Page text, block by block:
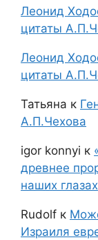
Леонид
цитаты
Леонид
цитаты
Татьяна к
А.П.Чехова
igor konnyi к
древнее
наших глазах
Rudolf к
Израиля